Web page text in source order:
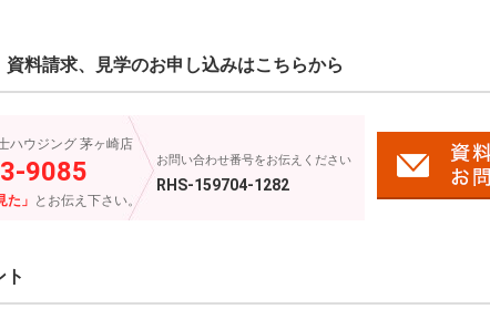
資料請求、見学のお申し込みはこちらから
ハウジング 茅ヶ崎店
9085
た」 とお伝え下さい。
お問い合わせ番号をお伝えください
RHS-159704-1282
ト